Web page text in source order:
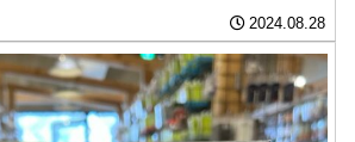
2024.08.28